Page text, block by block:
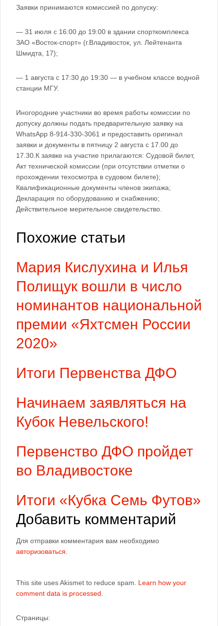
Заявки принимаются комиссией по допуску:
— 31 июля с 16:00 до 19:00 в здании спорткомплекса
ЗАО «Восток-спорт» (г.Владивосток, ул. Лейтенанта
Шмидта, 17);
— 1 августа с 17:30 до 19:30 — в учебном классе водной
станции МГУ.
Иногородние участники во время работы комиссии по
допуску должны подать предварительную заявку на
WhatsApp 8-914-330-3061 и предоставить оригинал
заявки и документы в пятницу 2 августа с 17.00 до
17.30.К заявке на участие прилагаются: Судовой билет,
Акт технической комиссии (при отсутствии отметки о
прохождении техосмотра в судовом билете);
Квалификационные документы членов экипажа;
Декларация по оборудованию и снабжению;
Действительное мерительное свидетельство.
Похожие статьи
Мария Кислухина и Илья
Полищук вошли в число
номинантов национальной
премии «Яхтсмен России
2020»
Итоги Первенства ДФО
Начинаем заявляться на
Кубок Невельского!
Первенство ДФО пройдет
во Владивостоке
Итоги «Кубка Семь Футов»
Добавить комментарий
Для отправки комментария вам необходимо
авторизоваться
This site uses Akismet to reduce spam. Learn how your
comment data is processed
Страницы: